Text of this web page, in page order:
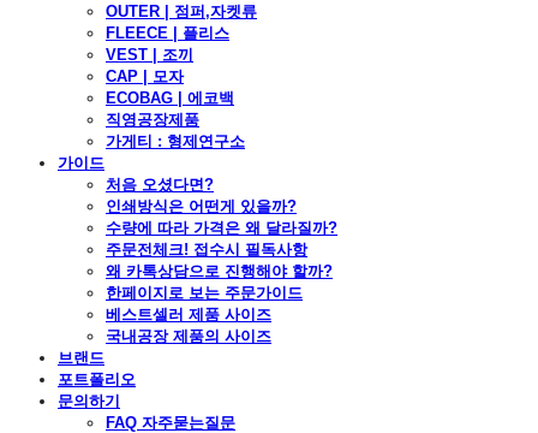
OUTER | 점퍼,자켓류
FLEECE | 플리스
VEST | 조끼
CAP | 모자
ECOBAG | 에코백
직영공장제품
가게티 : 형제연구소
가이드
처음 오셨다면?
인쇄방식은 어떤게 있을까?
수량에 따라 가격은 왜 달라질까?
주문전체크! 접수시 필독사항
왜 카톡상담으로 진행해야 할까?
한페이지로 보는 주문가이드
베스트셀러 제품 사이즈
국내공장 제품의 사이즈
브랜드
포트폴리오
문의하기
FAQ 자주묻는질문